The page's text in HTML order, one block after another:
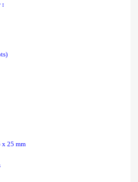
:
25 mm